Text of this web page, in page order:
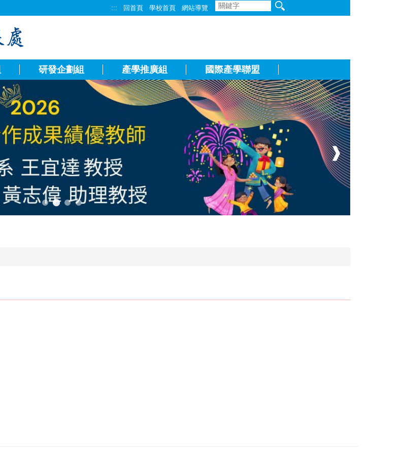
::: 回首頁 學校首頁 網站導覽
研發企劃組 產學推廣組 國際產學聯盟
❱